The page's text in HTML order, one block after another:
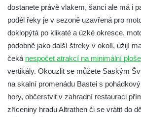
dostanete právě vlakem, šanci ale má i
podél řeky je v sezoně uzavřená pro
doklopýtá po klikaté a úzké okresce,
podobně jako další štreky v okolí, užijí
čeká nespočet atrakcí na minimální ploše
vertikály. Okouzlit se můžete Saským
na skalní promenádu Bastei s
hory, občerstvit v zahradní restauraci
zříceniny hradu Altrathen či se vrátit do